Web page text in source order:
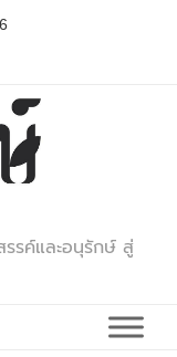
รค์และอนุรักษ์ สู่